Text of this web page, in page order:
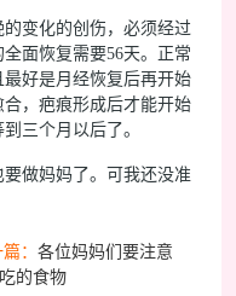
变化的创伤，必须经过
面恢复需要56天。正常
好是月经恢复后再开始
，疤痕形成后才能开始
三个月以后了。
做妈妈了。可我还没准
： 各位妈妈们要注意
的食物